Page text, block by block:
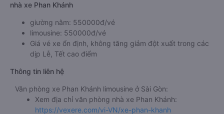
nhà xe Phan Khánh
giường nằm: 550000đ/vé
limousine: 550000đ/vé
Giá vé xe ổn định, không tăng giảm đột xuất trong các
dịp Lễ, Tết cao điểm
Thông tin liên hệ
Văn phòng xe Phan Khánh limousine ở Sài Gòn:
Xem địa chỉ văn phòng nhà xe Phan Khánh:
https://vexere.com/vi-VN/xe-phan-khanh